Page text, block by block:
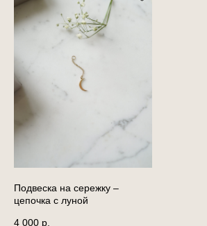
Подвеска на сережку –
цепочка с луной
4 000 р.